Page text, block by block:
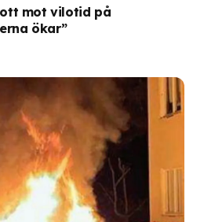
mot vilotid på
ökar”